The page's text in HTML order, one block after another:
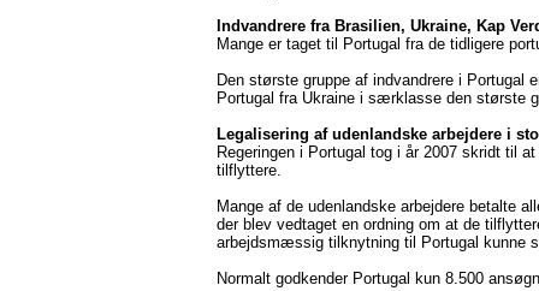
Indvandrere fra Brasilien, Ukraine, Kap
Mange er taget til Portugal fra de tidligere
Den største gruppe af indvandrere i
Portugal fra Ukraine i særklasse den største
Legalisering af udenlandske arbejdere i
Regeringen i Portugal tog i år 2007 skridt til
tilflyttere.
Mange af de udenlandske arbejdere betalte
der blev vedtaget en ordning om at de
arbejdsmæssig tilknytning til Portugal kunne
Normalt godkender Portugal kun 8.500